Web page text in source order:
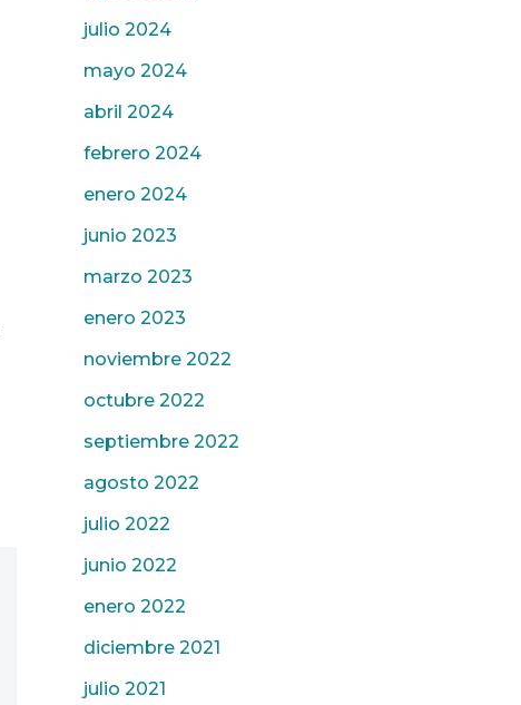
julio 2024
mayo 2024
abril 2024
febrero 2024
enero 2024
junio 2023
marzo 2023
enero 2023
noviembre 2022
octubre 2022
septiembre 2022
agosto 2022
julio 2022
junio 2022
enero 2022
diciembre 2021
julio 2021